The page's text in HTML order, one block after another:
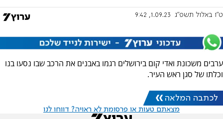
ט"ו באלול תשפ"ג 1.09.23, 9:42
ערבים משכונת ואדי קום בירושלים רגמו באבנים את הרכב שבו נסעו בנו
וכלתו של סגן ראש העיר.
לכתבה המלאה
מצאתם טעות או פרסומת לא ראויה? דווחו לנו